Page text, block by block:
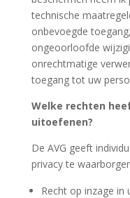
technische
onbevoegde
ongeoorloofde
onrechtmatige
toegang tot uw
Welke rechten
uitoefenen?
De AVG geeft
privacy te
Recht op inzage in